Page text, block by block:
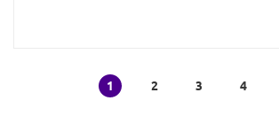
1 2 3 4